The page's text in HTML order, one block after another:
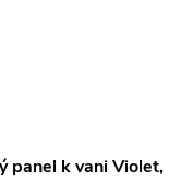
panel k vani Violet,